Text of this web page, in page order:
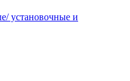
установочные и